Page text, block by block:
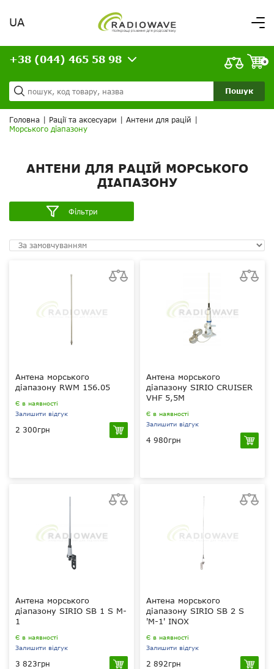
Вітаємо,
увійдіть в особистий кабінет
Доставка та оплата
Кредит
Статті
ВАШЕ ЗАМОВЛЕННЯ
UA
Пошук
+38 (044) 465 58 98 0
Головна Рації та аксесуари Антени для рацій
Морського діапазону
АНТЕНИ ДЛЯ РАЦІЙ МОРСЬКОГО
ДІАПАЗОНУ
Фільтри
Антена морського
діапазону RWM 156.05
Є в наявності
Залишити відгук
2 300грн
Антена морського
діапазону SIRIO CRUISER
VHF 5,5M
Є в наявності
Залишити відгук
4 980грн
Антена морського
діапазону SIRIO SB 1 S M-
1
Є в наявності
Залишити відгук
3 823грн
Антена морського
діапазону SIRIO SB 2 S
'M-1' INOX
Є в наявності
Залишити відгук
2 892грн